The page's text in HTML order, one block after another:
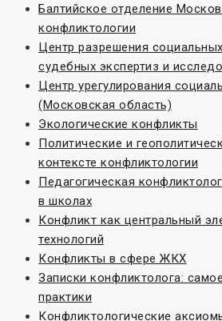
Балтийское отделение
конфликтологии
Центр разрешения
судебных экспертиз и
Центр урегулирования
(Московская область)
Экологические конфликты
Политические и
контексте конфликтологии
Педагогическая
в школах
Конфликт как центральный
технологий
Конфликты в сфере ЖКХ
Записки конфликтолога:
практики
Конфликтологические